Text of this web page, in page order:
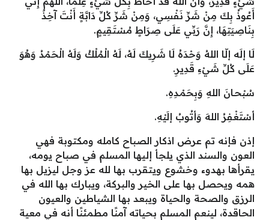
أَعُوذُ بِكَ مِنْ شَرِّ نَفْسِي، وَمِنْ شَرِّ كُلِّ دَابَّةٍ أَنْتَ آخِذٌ
بِنَاصِيَتِهَا، إِنَّ رَبِّي عَلَى صِرَاطٍ مُسْتَقِيمٍ.
لَا إلَه إلّا اللهُ وَحْدَهُ لَا شَرِيكَ لَهُ، لَهُ الْمُلْكُ وَلَهُ الْحَمْدُ وَهُوَ
عَلَى كُلِّ شَيْءِ قَدِيرِ.
سُبْحـانَ اللهِ وَبِحَمْـدِهِ.
أسْتَغْفِرُ اللهَ وَأتُوبُ إلَيْهِ.
إذن فإنه تم عرض اذكار الصباح كامله ومكتوبة فهي
العون والسند الذي يلجأ إليها المسلم في صباح يومه،
يقرأها بهدوء وخشوع ويتقرب بها لله عز وجل ليزيل بها
همه ويحصل بها على الخير والبركة، ويبارك بها الله في
الرزق والصحة والحياة ويبعد بها الشياطين والعيون
الحاقدة، لينعم المسلم بحياته آمنًا مطمئنًا أنه في معية